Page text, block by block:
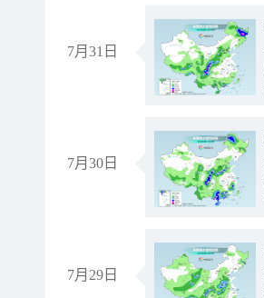
7月31日
7月30日
7月29日